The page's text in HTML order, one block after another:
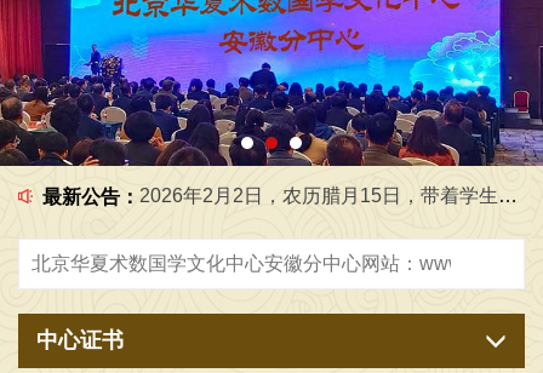
最新公告：
2026年6月5日，在工作室给学生一起研究国学文化 [2026-06-05]
2026年7月1日，在工作室给学生一起，学习传统文化 [2026-07-02]
2026年2月2日，农历腊月15日，带着学生，还有外地的客人 [2026-02-03]
中心证书